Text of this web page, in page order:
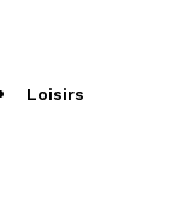
Loisirs